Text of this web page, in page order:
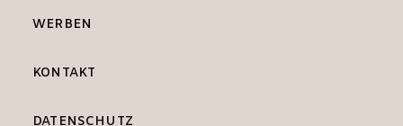
WERBEN
KONTAKT
DATENSCHUTZ